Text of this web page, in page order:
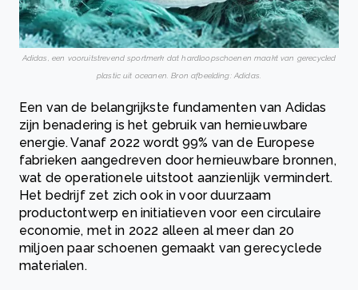
Adidas, een vooruitstrevend sportmerk dat hardloopschoenen maakt van gerecycled
plastic uit oceanen. Bron afbeelding: Adidas.
Een van de belangrijkste fundamenten van Adidas
zijn benadering is het gebruik van hernieuwbare
energie. Vanaf 2022 wordt 99% van de Europese
fabrieken aangedreven door hernieuwbare bronnen,
wat de operationele uitstoot aanzienlijk vermindert.
Het bedrijf zet zich ook in voor duurzaam
productontwerp en initiatieven voor een circulaire
economie, met in 2022 alleen al meer dan 20
miljoen paar schoenen gemaakt van gerecyclede
materialen.